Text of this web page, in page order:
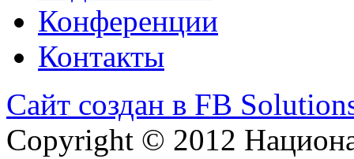
Конференции
Контакты
Сайт создан в FB
Copyright © 2012